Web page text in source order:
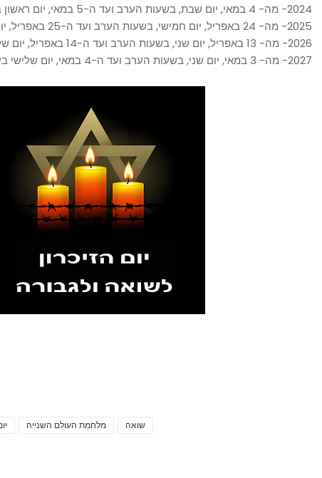
2024- מה- 4 במאי, יום שבת, בשעות הערב ועד ה-5 במאי, יום ראשון בערב.
2025- מה- 24 באפריל, יום חמישי, בשעות הערב ועד ה-25 באפריל, יום שישי בערב.
2026- מה- 13 באפריל, יום שני, בשעות הערב ועד ה-14 באפריל, יום שלישי בערב.
2027- מה- 3 במאי, יום שני, בשעות הערב ועד ה-4 במאי, יום שלישי בערב.
מלחמת העולם השנייה שואה